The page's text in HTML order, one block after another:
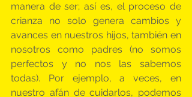
manera de ser; así es, el proceso de
crianza no solo genera cambios y
avances en nuestros hijos, también en
nosotros como padres (no somos
perfectos y no nos las sabemos
todas). Por ejemplo, a veces, en
nuestro afán de cuidarlos, podemos